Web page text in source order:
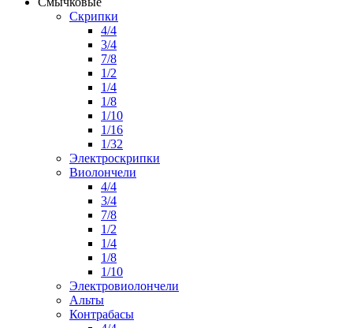
Скрипки
4/4
3/4
7/8
1/2
1/4
1/8
1/10
1/16
1/32
Электроскрипки
Виолончели
4/4
3/4
7/8
1/2
1/4
1/8
1/10
Электровиолончели
Альты
Контрабасы